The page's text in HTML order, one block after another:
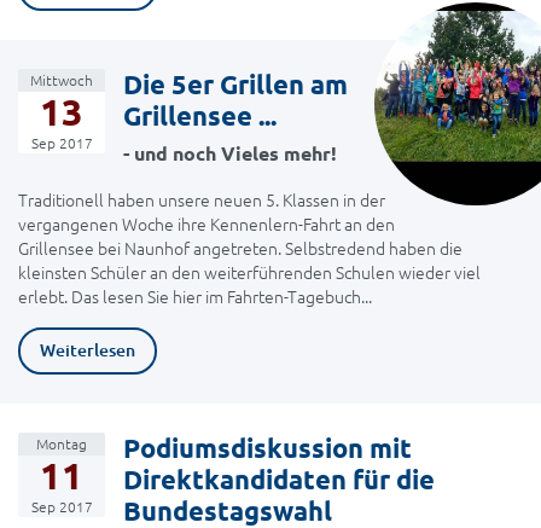
Mittwoch
13
Sep 2017
Die 5er Grillen am
Grillensee ...
- und noch Vieles mehr!
Traditionell haben unsere neuen 5. Klassen in der
vergangenen Woche ihre Kennenlern-Fahrt an den
Grillensee bei Naunhof angetreten. Selbstredend haben die
kleinsten Schüler an den weiterführenden Schulen wieder viel
erlebt. Das lesen Sie hier im Fahrten-Tagebuch...
Weiterlesen
Montag
11
Sep 2017
Podiumsdiskussion mit
Direktkandidaten für die
Bundestagswahl